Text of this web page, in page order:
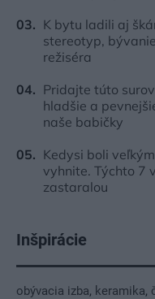
K bytu ladili aj
stereotyp,
režiséra
Pridajte túto
hladšie a
naše babičky
Kedysi boli
vyhnite. Týchto 7
zastaralou
Inšpirácie
obývacia izba, keramika,